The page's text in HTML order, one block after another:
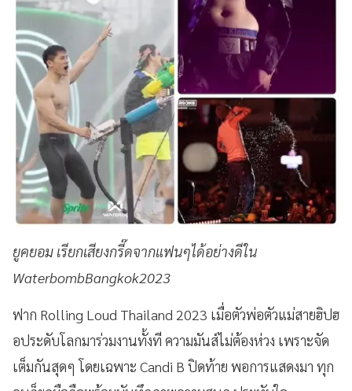
ยูคยอม เรียกเสียงกรี๊ดจากแฟนๆได้อย่างดีใน
WaterbombBangkok2023
ฟาก Rolling Loud Thailand 2023 เมื่อตัวพ่อตัวแม่สายฮิปฮ
อประดับโลกมาร่วมงานทั้งที ความมันส์ไม่ต้องห่วง เพราะจัด
เต็มกันสุดๆ โดยเฉพาะ Candi B ปิดท้าย พอการแสดงมา ทุก